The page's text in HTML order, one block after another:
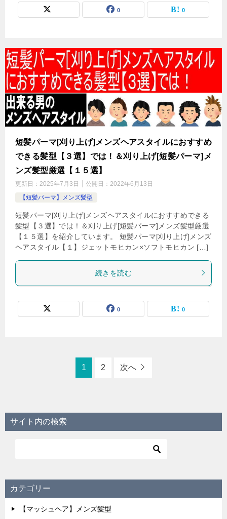
0 0
短髪パーマ[刈り上げ]メンズヘアスタイルにおすすめ
できる髪型【３選】では！＆刈り上げ[短髪パーマ]メ
ンズ髪型厳選【１５選】
更新日： 2025年7月3日 公開日： 2022年6月13日
【短髪パーマ】メンズ髪型
短髪パーマ[刈り上げ]メンズヘアスタイルにおすすめできる
髪型【３選】では！＆刈り上げ[短髪パーマ]メンズ髪型厳選
【１５選】を紹介しています。 短髪パーマ[刈り上げ]メンズ
ヘアスタイル【１】ジェットモヒカン×ソフトモヒカン […]
続きを読む
0 0
1 2 次へ
サイト内の検索
カテゴリー
【マッシュヘア】メンズ髪型